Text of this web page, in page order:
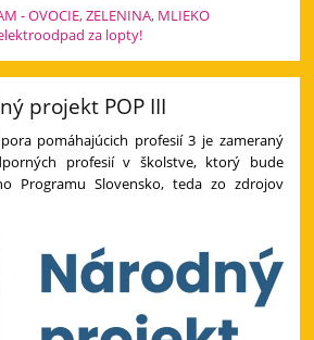
- OVOCIE, ZELENINA, MLIEKO
za lopty!
projekt POP III
pomáhajúcich profesií 3 je zameraný
profesií v školstve, ktorý bude
Programu Slovensko, teda zo zdrojov